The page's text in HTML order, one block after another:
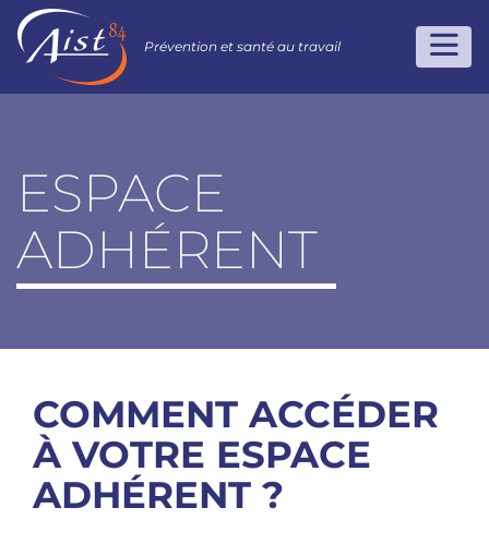
Prévention et santé au travail
ESPACE
ADHÉRENT
COMMENT ACCÉDER
À VOTRE ESPACE
ADHÉRENT ?